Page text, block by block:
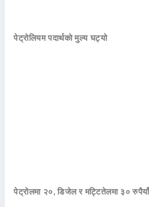
पेट्रोलियम पदार्थको मुल्य घट्यो
पेट्रोलमा २०, डिजेल र मट्टितेलमा ३०